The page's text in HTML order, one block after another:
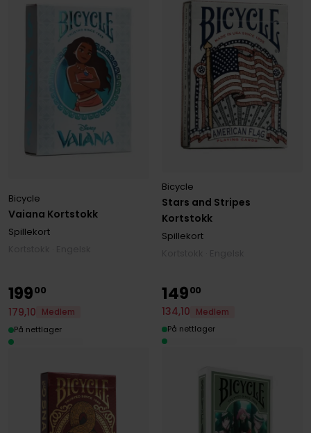
Vaiana Kortstokk
Bicycle
Spillekort
Stars and Stripes
Kortstokk
Bicycle
Spillekort
19900
179,10
Medlem
På nettlager
14900
134,10
Medlem
På nettlager